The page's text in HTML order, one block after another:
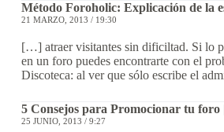
Método Foroholic: Explicación de la
21 MARZO, 2013 / 19:30
[…] atraer visitantes sin dificiltad. Si lo
en un foro puedes encontrarte con el
Discoteca: al ver que sólo escribe el
5 Consejos para Promocionar tu foro
25 JUNIO, 2013 / 9:27